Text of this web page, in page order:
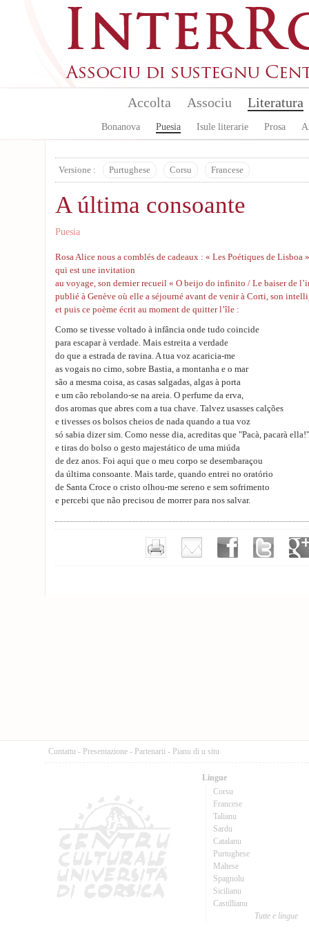
Accolta Associu Literatura
Bonanova Puesia Isule literarie Prosa
Versione : Purtughese Corsu Francese
A última consoante
Puesia
Rosa Alice nous a comblés de cadeaux : « Les Poétiques de Lisboa
qui est une invitation
au voyage, son dernier recueil « O beijo do infinito / Le baiser de
publié à Genève où elle a séjourné avant de venir à Corti, son
et puis ce poème écrit au moment de quitter l’île :
Como se tivesse voltado à infância onde tudo coincide
para escapar à verdade. Mais estreita a verdade
do que a estrada de ravina. A tua voz acaricia-me
as vogais no cimo, sobre Bastia, a montanha e o mar
são a mesma coisa, as casas salgadas, algas à porta
e um cão rebolando-se na areia. O perfume da erva,
dos aromas que abres com a tua chave. Talvez usasses calções
e tivesses os bolsos cheios de nada quando a tua voz
só sabia dizer sim. Como nesse dia, acreditas que "Pacà, pacarà ella!"
e tiras do bolso o gesto majestático de uma miúda
de dez anos. Foi aqui que o meu corpo se desembaraçou
da última consoante. Mais tarde, quando entrei no oratório
de Santa Croce o cristo olhou-me sereno e sem sofrimento
e percebi que não precisou de morrer para nos salvar.
Cuntattu - Presentazione - Partenarii - Pianu di u situ
Lingue
Corsu
Francese
Talianu
Sardu
Catalanu
Purtughese
Maltese
Spagnolu
Sicilianu
Castillianu
Tutte e lingue